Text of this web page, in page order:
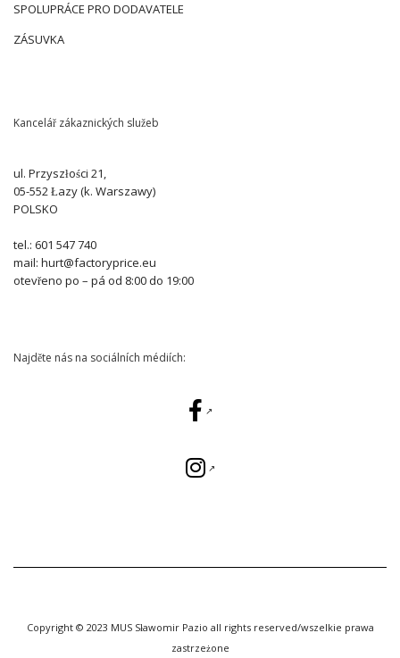
SPOLUPRÁCE PRO DODAVATELE
ZÁSUVKA
Kancelář zákaznických služeb
ul. Przyszłości 21,
05-552 Łazy (k. Warszawy)
POLSKO
tel.: 601 547 740
mail: hurt@factoryprice.eu
otevřeno po – pá od 8:00 do 19:00
Najděte nás na sociálních médiích:
Copyright © 2023 MUS Sławomir Pazio all rights reserved/wszelkie prawa
zastrzeżone